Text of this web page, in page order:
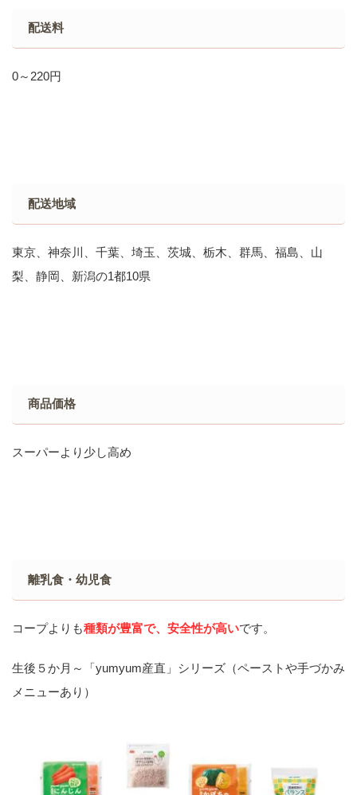
配送料
0～220円
配送地域
東京、神奈川、千葉、埼玉、茨城、栃木、群馬、福島、山
梨、静岡、新潟の1都10県
商品価格
スーパーより少し高め
離乳食・幼児食
コープよりも種類が豊富で、安全性が高いです。
生後５か月～「yumyum産直」シリーズ（ペーストや手づかみ
メニューあり）